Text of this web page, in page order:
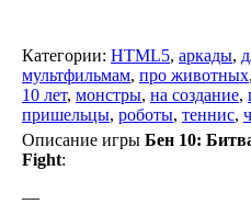
Категории: HTML5, аркады,
мультфильмам, про животных,
10 лет, монстры, на создание,
пришельцы, роботы, теннис,
Описание игры Бен 10:
Fight:
—